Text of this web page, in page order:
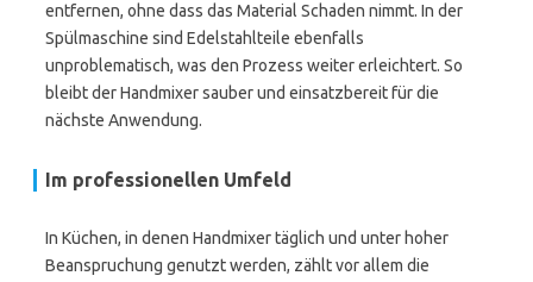
entfernen, ohne dass das Material Schaden nimmt. In der
Spülmaschine sind Edelstahlteile ebenfalls
unproblematisch, was den Prozess weiter erleichtert. So
bleibt der Handmixer sauber und einsatzbereit für die
nächste Anwendung.
Im professionellen Umfeld
In Küchen, in denen Handmixer täglich und unter hoher
Beanspruchung genutzt werden, zählt vor allem die